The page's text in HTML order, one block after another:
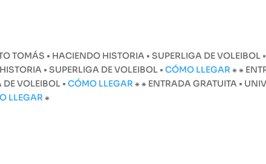
TOMÁS • HACIENDO HISTORIA • SUPERLIGA DE VOLEIBOL
• SUPERLIGA DE VOLEIBOL •CÓMO LLEGAR⁕⁕
DE VOLEIBOL •CÓMO LLEGAR⁕⁕ ENTRADA GRATUITA •
LLEGAR⁕